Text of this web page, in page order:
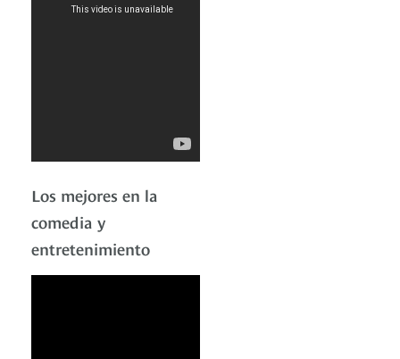
Los mejores en la
comedia y
entretenimiento